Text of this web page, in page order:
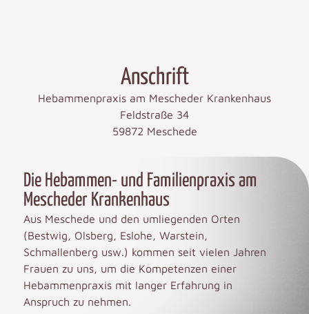
Anschrift
Hebammenpraxis am Mescheder Krankenhaus
Feldstraße 34
59872 Meschede
Die Hebammen- und Familienpraxis am
Mescheder Krankenhaus
Aus Meschede und den umliegenden Orten
(Bestwig, Olsberg, Eslohe, Warstein,
Schmallenberg usw.) kommen seit vielen Jahren
Frauen zu uns, um die Kompetenzen einer
Hebammenpraxis mit langer Erfahrung in
Anspruch zu nehmen.